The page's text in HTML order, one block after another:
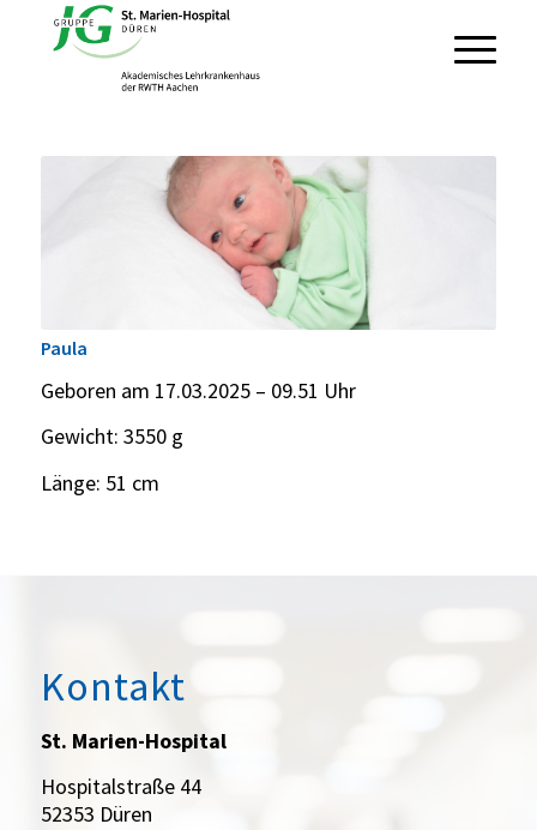
Paula
Geboren am 17.03.2025 – 09.51 Uhr
Gewicht: 3550 g
Länge: 51 cm
Kontakt
St. Marien-Hospital
Hospitalstraße 44
52353 Düren